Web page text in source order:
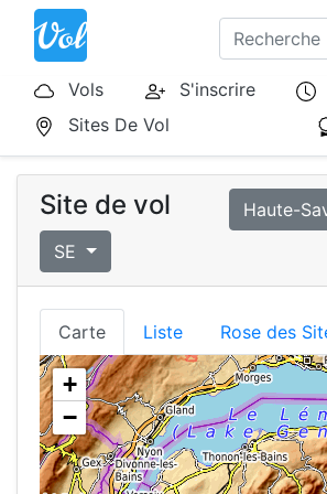
Vols S'inscrire
Sites De Vol
Site de vol
Haute-
SE
Carte Liste Rose des
+
−